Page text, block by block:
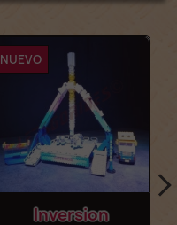
Inversion
NUEVO